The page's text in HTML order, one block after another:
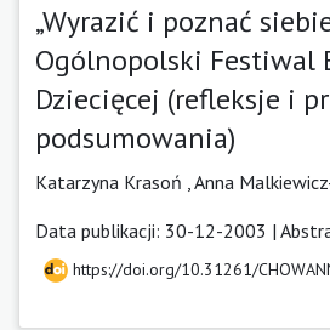
„Wyrazić i poznać
Ogólnopolski Festiwal
Dziecięcej (refleksje i
podsumowania)
Katarzyna Krasoń , Anna
Data publikacji: 30-12-2003 |
https://doi.org/10.31261/